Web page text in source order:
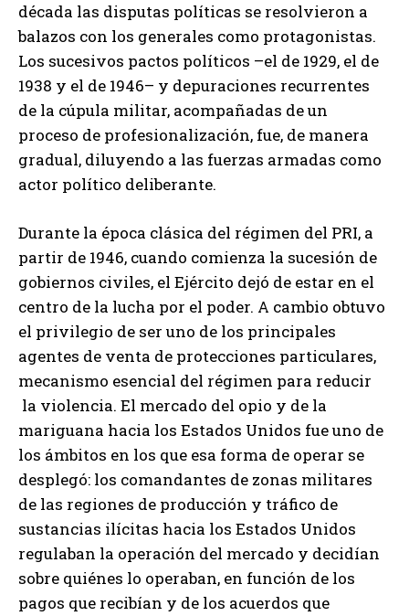
década las disputas políticas se resolvieron a
balazos con los generales como protagonistas.
Los sucesivos pactos políticos –el de 1929, el de
1938 y el de 1946– y depuraciones recurrentes
de la cúpula militar, acompañadas de un
proceso de profesionalización, fue, de manera
gradual, diluyendo a las fuerzas armadas como
actor político deliberante.
Durante la época clásica del régimen del PRI, a
partir de 1946, cuando comienza la sucesión de
gobiernos civiles, el Ejército dejó de estar en el
centro de la lucha por el poder. A cambio obtuvo
el privilegio de ser uno de los principales
agentes de venta de protecciones particulares,
mecanismo esencial del régimen para reducir
la violencia. El mercado del opio y de la
mariguana hacia los Estados Unidos fue uno de
los ámbitos en los que esa forma de operar se
desplegó: los comandantes de zonas militares
de las regiones de producción y tráfico de
sustancias ilícitas hacia los Estados Unidos
regulaban la operación del mercado y decidían
sobre quiénes lo operaban, en función de los
pagos que recibían y de los acuerdos que